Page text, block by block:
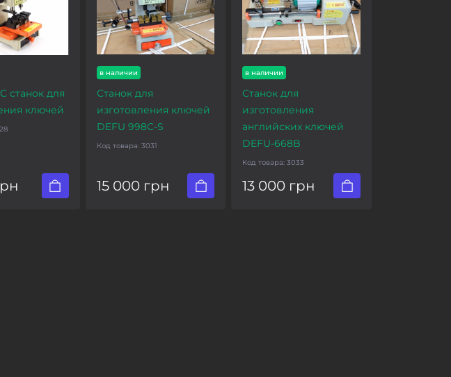
станок для
ключей
в наличии
Станок для
изготовления ключей
DEFU 998C-S
Код товара: 3031
15 000 грн
в наличии
Станок для
изготовления
английских ключей
DEFU-668B
Код товара:3033
13 000 грн